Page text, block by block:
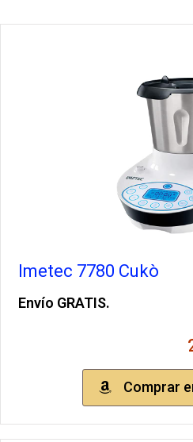
Imetec 7780 Cukò
Envío GRATIS.
Comprar